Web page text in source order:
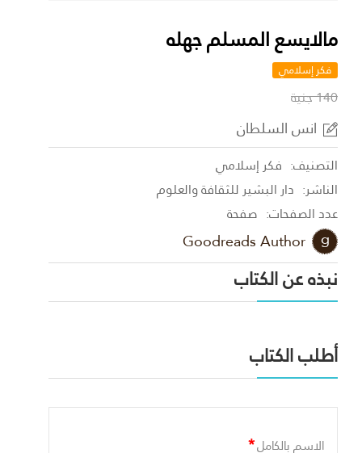
مالايسع المسلم جهله
فكر إسلامي
140 جنية
انس السلطان
التصنيف: فكر إسلامي
الناشر: دار البشير للثقافة والعلوم
عدد الصفحات: صفحة
Goodreads Author
نبذه عن الكتاب
أطلب الكتاب
الاسم بالكامل*